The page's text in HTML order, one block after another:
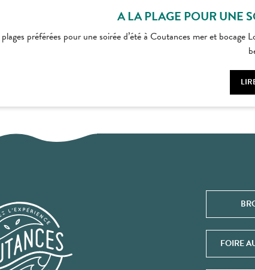
A LA PLAGE POUR UNE
préférées pour une soirée d’été à Coutances mer et bocage
FOIRE